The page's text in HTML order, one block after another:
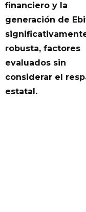
financiero y la
generación de
robusta, factores
evaluados sin
considerar el
estatal.